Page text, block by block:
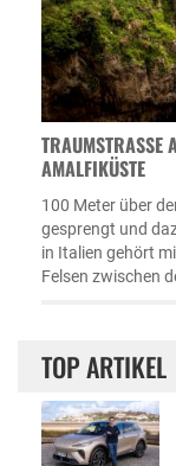
TRAUMSTRASSE
MALFIKÜSTE
100 Meter über
gesprengt und
in Italien gehört
Felsen zwischen
TOP ARTIKEL